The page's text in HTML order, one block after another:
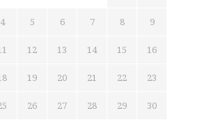
4 5 6 7 8 9
12 13 14 15 16
19 20 21 22 23
26 27 28 29 30